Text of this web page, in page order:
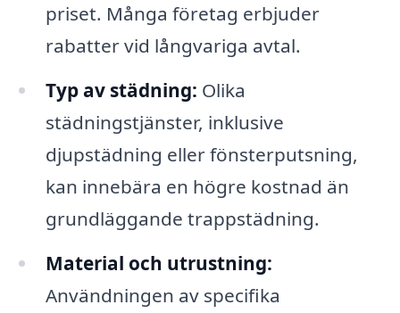
priset. Många företag erbjuder
rabatter vid långvariga avtal.
Typ av städning: Olika
städningstjänster, inklusive
djupstädning eller fönsterputsning,
kan innebära en högre kostnad än
grundläggande trappstädning.
Material och utrustning:
Användningen av specifika